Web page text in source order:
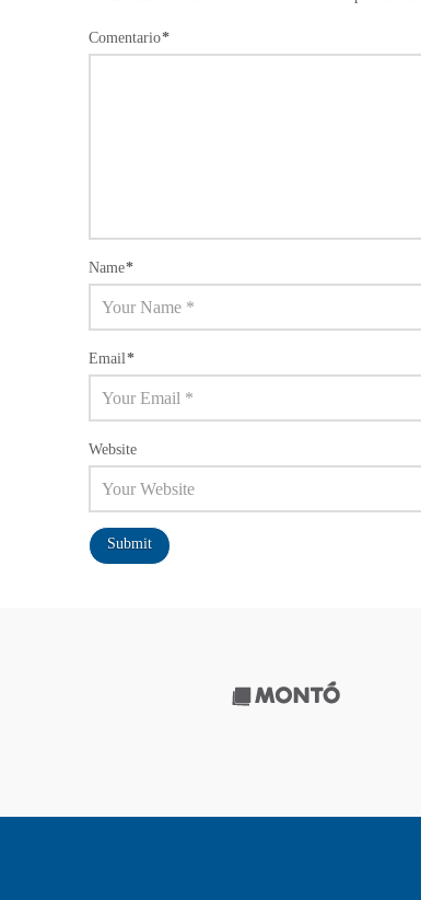
Comentario*
Name*
Email*
Website